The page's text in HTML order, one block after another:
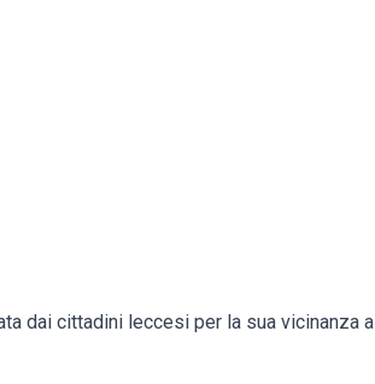
dai cittadini leccesi per la sua vicinanza al